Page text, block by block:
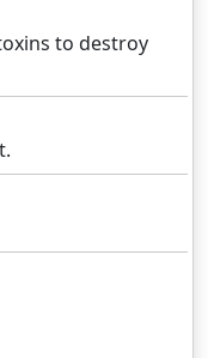
to destroy